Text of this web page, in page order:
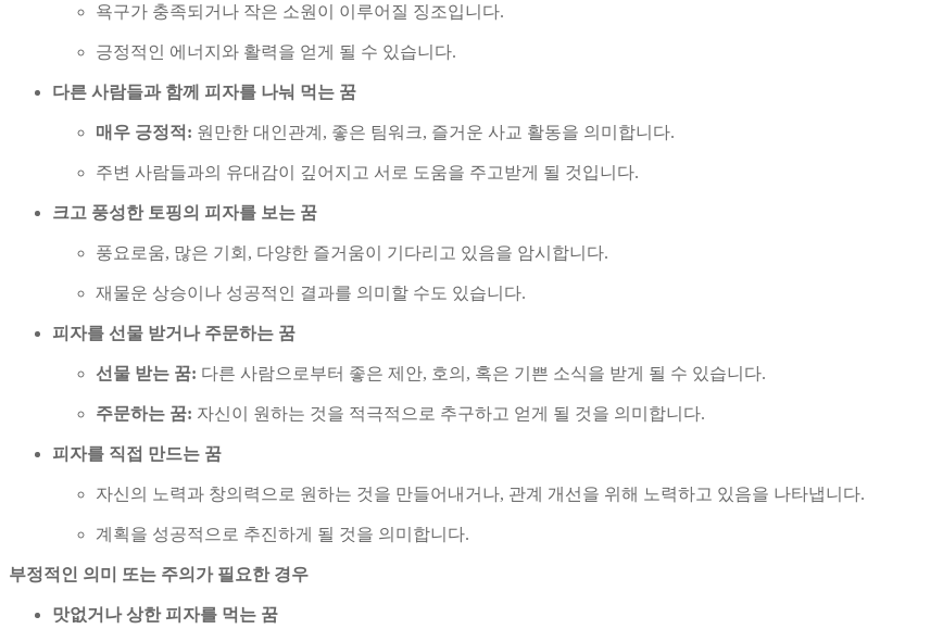
욕구가 충족되거나 작은 소원이 이루어질 징조입니다.
긍정적인 에너지와 활력을 얻게 될 수 있습니다.
다른 사람들과 함께 피자를 나눠 먹는 꿈
매우 긍정적: 원만한 대인관계, 좋은 팀워크, 즐거운 사교 활동을 의미합니다.
주변 사람들과의 유대감이 깊어지고 서로 도움을 주고받게 될 것입니다.
크고 풍성한 토핑의 피자를 보는 꿈
풍요로움, 많은 기회, 다양한 즐거움이 기다리고 있음을 암시합니다.
재물운 상승이나 성공적인 결과를 의미할 수도 있습니다.
피자를 선물 받거나 주문하는 꿈
선물 받는 꿈: 다른 사람으로부터 좋은 제안, 호의, 혹은 기쁜 소식을 받게 될 수 있습니다.
주문하는 꿈: 자신이 원하는 것을 적극적으로 추구하고 얻게 될 것을 의미합니다.
피자를 직접 만드는 꿈
자신의 노력과 창의력으로 원하는 것을 만들어내거나, 관계 개선을 위해 노력하고 있음을 나타냅니다.
계획을 성공적으로 추진하게 될 것을 의미합니다.
부정적인 의미 또는 주의가 필요한 경우
맛없거나 상한 피자를 먹는 꿈